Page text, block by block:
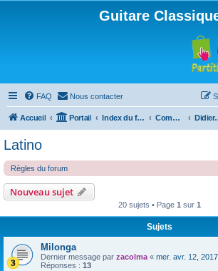
Guitare
FAQ Nous contacter
Accueil Portail Index du forum Compositions
Latino
Règles du forum
Nouveau sujet
20 sujets • Page 1 sur 1
Sujets
Milonga
Dernier message par zacolma « mer. avr. 12,
Réponses : 13